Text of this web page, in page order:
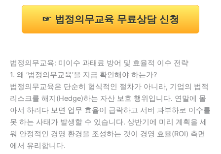
☞ 법정의무교육 무료상담 신청
법정의무교육: 미이수 과태료 방어 및 효율적 이수 전략
1. 왜 ‘법정의무교육’을 지금 확인해야 하는가?
법정의무교육은 단순히 형식적인 절차가 아니라, 기업의 법적
리스크를 해지(Hedge)하는 자산 보호 행위입니다. 연말에 몰
아서 하려다 보면 업무 효율이 급락하고 서버 과부하로 이수를
못 하는 사태가 발생할 수 있습니다. 상반기에 미리 계획을 세
워 안정적인 경영 환경을 조성하는 것이 경영 효율(ROI) 측면
에서 유리합니다.